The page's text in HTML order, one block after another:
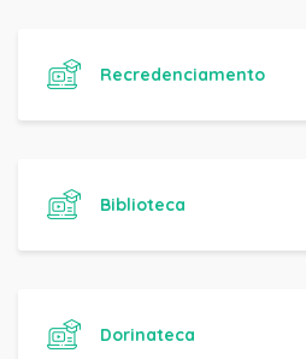
Recredenciamento
Biblioteca
Dorinateca